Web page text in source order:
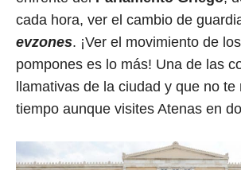
cada hora, ver el cambio de
evzones. ¡Ver el movimiento de
pompones es lo más! Una de las
llamativas de la ciudad y que no
tiempo aunque visites Atenas en